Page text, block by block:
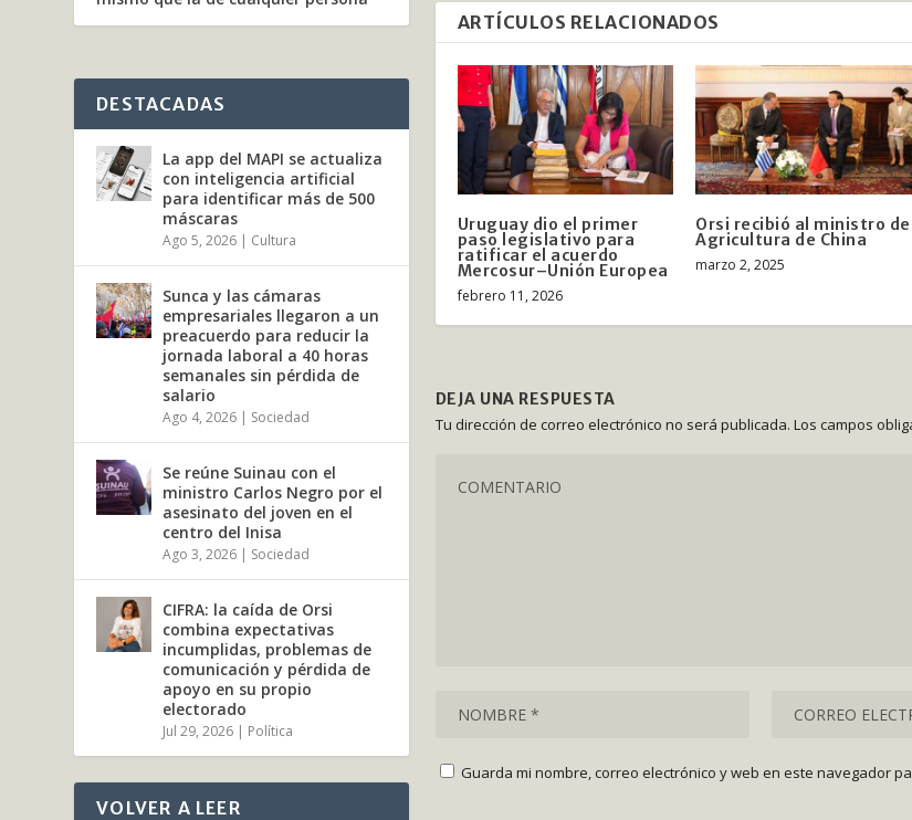
ARTÍCULOS RELACIONADOS
Uruguay dio el primer
paso legislativo para
ratificar el acuerdo
Mercosur–Unión Europea
febrero 11, 2026
Orsi recibió al ministro de
Agricultura de China
marzo 2, 2025
DEJA UNA RESPUESTA
Tu dirección de correo electrónico no será publicada. Los campos
Guarda mi nombre, correo electrónico y web en este navegador
DESTACADAS
La app del MAPI se actualiza
con inteligencia artificial
para identificar más de 500
máscaras
Ago 5, 2026 | Cultura
Sunca y las cámaras
empresariales llegaron a un
preacuerdo para reducir la
jornada laboral a 40 horas
semanales sin pérdida de
salario
Ago 4, 2026 | Sociedad
Se reúne Suinau con el
ministro Carlos Negro por el
asesinato del joven en el
centro del Inisa
Ago 3, 2026 | Sociedad
CIFRA: la caída de Orsi
combina expectativas
incumplidas, problemas de
comunicación y pérdida de
apoyo en su propio
electorado
Jul 29, 2026 | Política
VOLVER A LEER